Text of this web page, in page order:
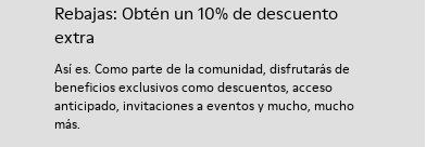
Rebajas: Obtén un 10% de descuento
extra
Así es. Como parte de la comunidad, disfrutarás de
beneficios exclusivos como descuentos, acceso
anticipado, invitaciones a eventos y mucho, mucho
más.